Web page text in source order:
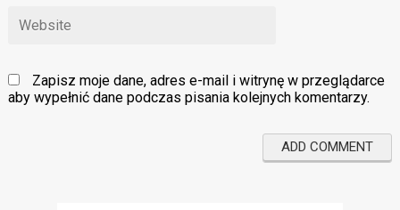
Zapisz moje dane, adres e-mail i witrynę w przeglądarce
aby wypełnić dane podczas pisania kolejnych komentarzy.